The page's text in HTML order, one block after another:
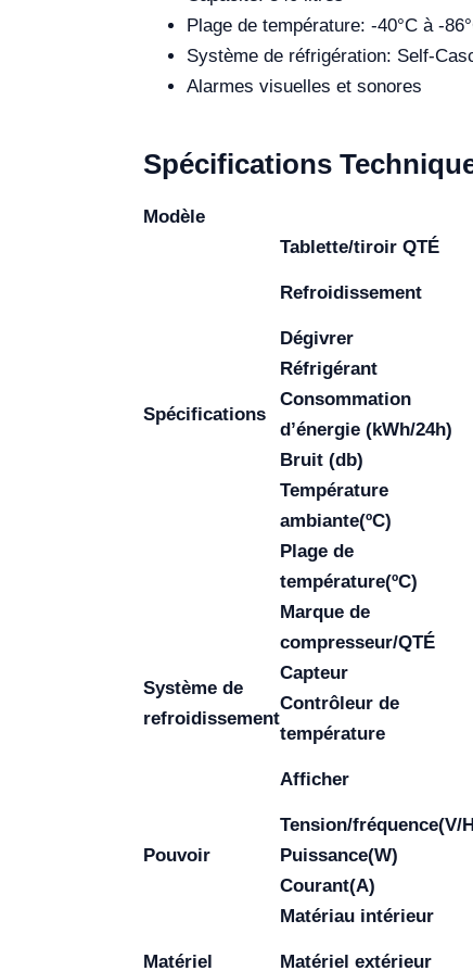
Plage de température: -40°C à -
Système de réfrigération: Self-
Alarmes visuelles et sonores
Spécifications
Modèle
Spécifications
Tablette/tiroir QTÉ
Refroidissement
Dégivrer
Réfrigérant
Consommation
d’énergie (kWh/24h)
Bruit (db)
Température
ambiante(ºC)
Plage de
température(ºC)
Système de
refroidissement
Marque de
compresseur/QTÉ
Capteur
Contrôleur de
température
Afficher
Pouvoir
Tension/fréquence(V/
Puissance(W)
Courant(A)
Matériel
Matériau intérieur
Matériel extérieur